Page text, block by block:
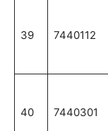
39 7440112
40 7440301